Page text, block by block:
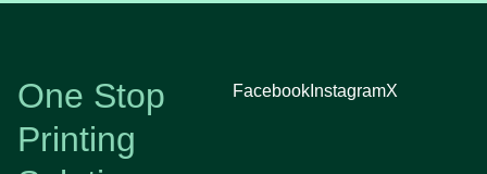
One Stop
Printing
Facebook InstagramX